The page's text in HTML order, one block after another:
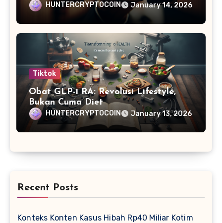
HUNTERCRYPTOCOIN January 14, 2026
Tiktok
Obat GLP-1 RA: Revolusi Lifestyle,
Bukan Cuma Diet
HUNTERCRYPTOCOIN January 13, 2026
Recent Posts
Konteks Konten Kasus Hibah Rp40 Miliar Kotim